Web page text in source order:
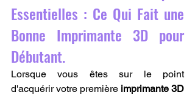
Essentielles : Ce Qui Fait une
Bonne Imprimante 3D pour
Débutant.
Lorsque vous êtes sur le point
d'acquérir votre première imprimante 3D